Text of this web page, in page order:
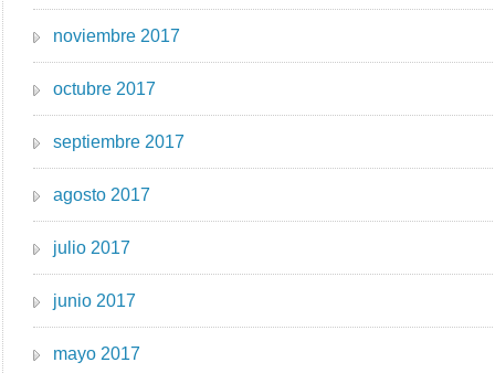
noviembre 2017
octubre 2017
septiembre 2017
agosto 2017
julio 2017
junio 2017
mayo 2017